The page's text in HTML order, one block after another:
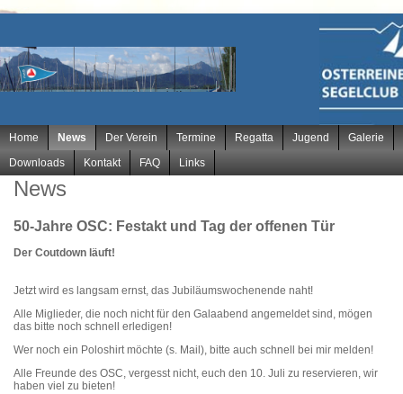
Navigation
überspringen
Home News Der Verein Termine Regatta Jugend
Galerie
Downloads
Kontakt FAQ Links
News
50-Jahre OSC: Festakt und Tag der offenen Tür
Der Coutdown läuft!
Jetzt wird es langsam ernst, das Jubiläumswochenende naht!
Alle Miglieder, die noch nicht für den Galaabend angemeldet sind, mögen
das bitte noch schnell erledigen!
Wer noch ein Poloshirt möchte (s. Mail), bitte auch schnell bei mir melden!
Alle Freunde des OSC, vergesst nicht, euch den 10. Juli zu reservieren, wir
haben viel zu bieten!